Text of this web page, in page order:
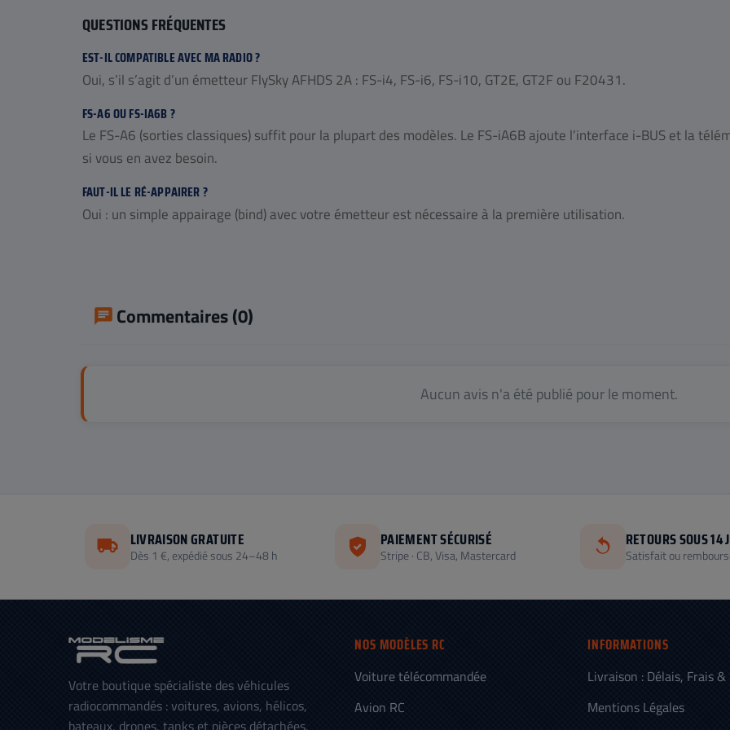
QUESTIONS FRÉQUENTES
EST-IL COMPATIBLE AVEC MA RADIO ?
Oui, s’il s’agit d’un émetteur FlySky AFHDS 2A : FS-i4, FS-i6, FS-i10, GT2E, GT2F ou F20431.
FS-A6 OU FS-IA6B ?
Le FS-A6 (sorties classiques) suffit pour la plupart des modèles. Le FS-iA6B ajoute l’interface i-BUS et la
si vous en avez besoin.
FAUT-IL LE RÉ-APPAIRER ?
Oui : un simple appairage (bind) avec votre émetteur est nécessaire à la première utilisation.
Commentaires (0)
Aucun avis n'a été publié pour le moment.
LIVRAISON GRATUITE
Dès 1 €, expédié sous 24–48 h
PAIEMENT SÉCURISÉ
Stripe · CB, Visa, Mastercard
RETOURS SOUS 14
Satisfait ou
Votre boutique spécialiste des véhicules
radiocommandés : voitures, avions, hélicos,
NOS MODÈLES RC
Voiture télécommandée
Avion RC
INFORMATIONS
Livraison : Délais, Frais
Mentions Légales